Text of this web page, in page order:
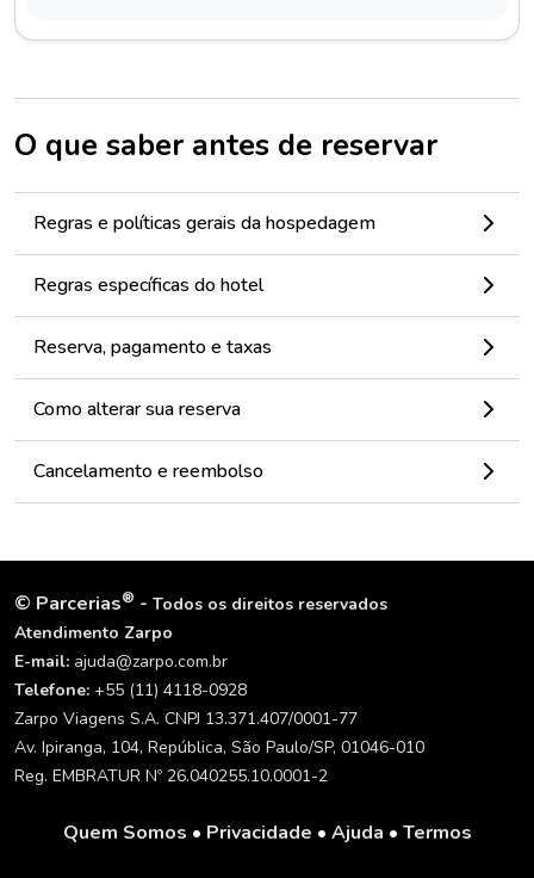
O que saber antes de reservar
Regras e políticas gerais da hospedagem
Regras específicas do hotel
Reserva, pagamento e taxas
Como alterar sua reserva
Cancelamento e reembolso
© Parcerias® - Todos os direitos reservados
Atendimento Zarpo
E-mail: ajuda@zarpo.com.br
Telefone: +55 (11) 4118-0928
Zarpo Viagens S.A. CNPJ 13.371.407/0001-77
Av. Ipiranga, 104, República, São Paulo/SP, 01046-010
Reg. EMBRATUR Nº 26.040255.10.0001-2
Quem Somos • Privacidade • Ajuda • Termos